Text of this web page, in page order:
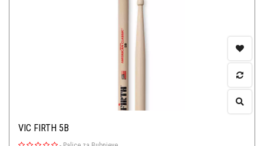
VIC FIRTH 5B